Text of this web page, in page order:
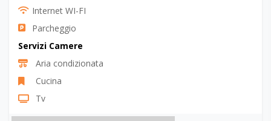
Internet WI-FI
Parcheggio
Servizi Camere
Aria condizionata
Cucina
Tv